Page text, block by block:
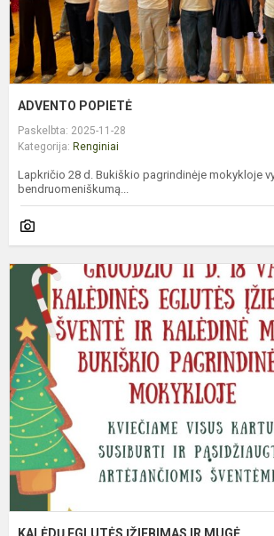
ADVENTO POPIETĖ
Paskelbta: 2025-11-28
Kategorija: Renginiai
Lapkričio 28 d. Bukiškio pagrindinėje mokykloje
bendruomeniškumą...
KALĖDŲ EGLUTĖS ĮŽIEBIMAS IR MUGĖ